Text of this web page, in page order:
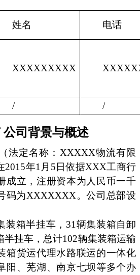
姓名 电话
XXXXXXXXX
/ /
公司背景与概述
法定名称：XXXXX物流有限
2015年1月5日依据XXX工商行
成立，注册资本为人民币一千
码为XXXXXXX。公司总部设
装箱半挂车，31辆集装箱自卸
半挂车，总计102辆集装箱运输
箱货运代理水路联运的一体化
阳、芜湖、南京七坝等多个办